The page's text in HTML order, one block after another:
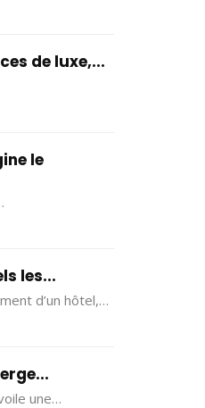
de luxe,...
le
les...
d’un hôtel,…
une…